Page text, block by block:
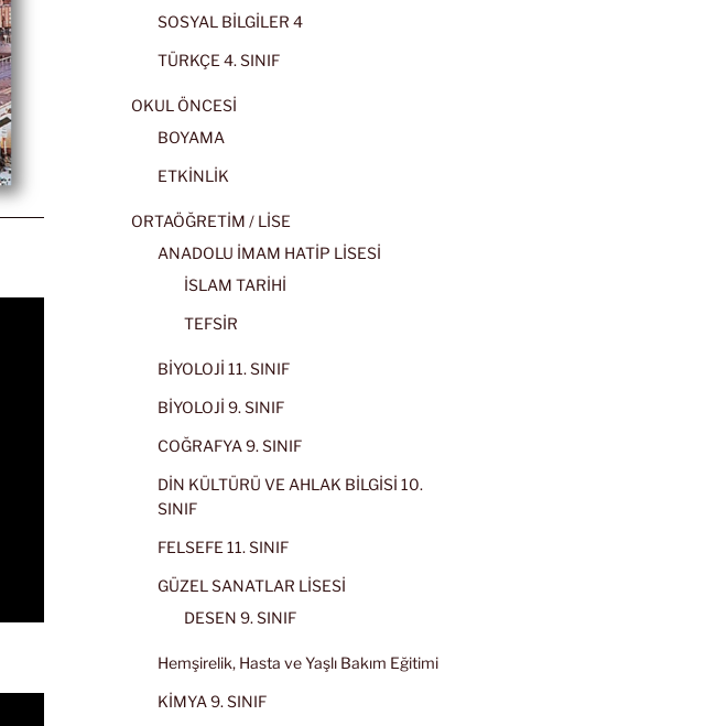
SOSYAL BİLGİLER 4
TÜRKÇE 4. SINIF
OKUL ÖNCESİ
BOYAMA
ETKİNLİK
ORTAÖĞRETİM / LİSE
ANADOLU İMAM HATİP LİSESİ
İSLAM TARİHİ
TEFSİR
BİYOLOJİ 11. SINIF
BİYOLOJİ 9. SINIF
COĞRAFYA 9. SINIF
DİN KÜLTÜRÜ VE AHLAK BİLGİSİ 10.
SINIF
FELSEFE 11. SINIF
GÜZEL SANATLAR LİSESİ
DESEN 9. SINIF
Hemşirelik, Hasta ve Yaşlı Bakım Eğitimi
KİMYA 9. SINIF